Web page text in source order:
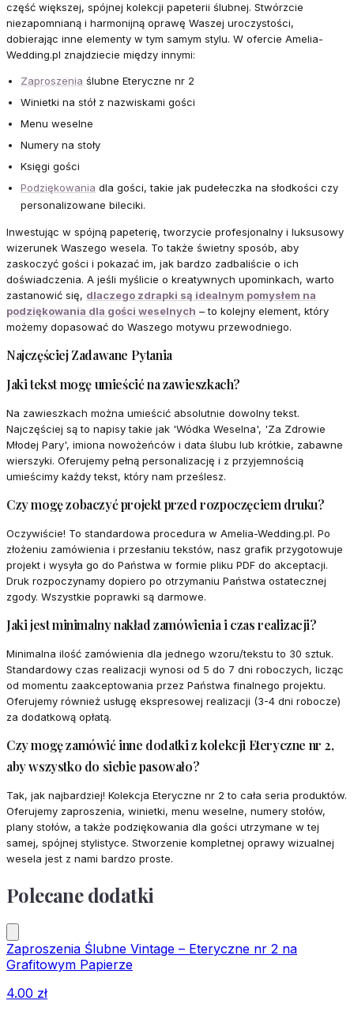
część większej, spójnej kolekcji papeterii ślubnej. Stwórzcie
niezapomnianą i harmonijną oprawę Waszej uroczystości,
dobierając inne elementy w tym samym stylu. W ofercie Amelia-
Wedding.pl znajdziecie między innymi:
Zaproszenia ślubne Eteryczne nr 2
Winietki na stół z nazwiskami gości
Menu weselne
Numery na stoły
Księgi gości
Podziękowania dla gości, takie jak pudełeczka na słodkości czy
personalizowane bileciki.
Inwestując w spójną papeterię, tworzycie profesjonalny i luksusowy
wizerunek Waszego wesela. To także świetny sposób, aby
zaskoczyć gości i pokazać im, jak bardzo zadbaliście o ich
doświadczenia. A jeśli myślicie o kreatywnych upominkach, warto
zastanowić się, dlaczego zdrapki są idealnym pomysłem na
podziękowania dla gości weselnych – to kolejny element, który
możemy dopasować do Waszego motywu przewodniego.
Najczęściej Zadawane Pytania
Jaki tekst mogę umieścić na zawieszkach?
Na zawieszkach można umieścić absolutnie dowolny tekst.
Najczęściej są to napisy takie jak 'Wódka Weselna', 'Za Zdrowie
Młodej Pary', imiona nowożeńców i data ślubu lub krótkie, zabawne
wierszyki. Oferujemy pełną personalizację i z przyjemnością
umieścimy każdy tekst, który nam prześlesz.
Czy mogę zobaczyć projekt przed rozpoczęciem druku?
Oczywiście! To standardowa procedura w Amelia-Wedding.pl. Po
złożeniu zamówienia i przesłaniu tekstów, nasz grafik przygotowuje
projekt i wysyła go do Państwa w formie pliku PDF do akceptacji.
Druk rozpoczynamy dopiero po otrzymaniu Państwa ostatecznej
zgody. Wszystkie poprawki są darmowe.
Jaki jest minimalny nakład zamówienia i czas realizacji?
Minimalna ilość zamówienia dla jednego wzoru/tekstu to 30 sztuk.
Standardowy czas realizacji wynosi od 5 do 7 dni roboczych, licząc
od momentu zaakceptowania przez Państwa finalnego projektu.
Oferujemy również usługę ekspresowej realizacji (3-4 dni robocze)
za dodatkową opłatą.
Czy mogę zamówić inne dodatki z kolekcji Eteryczne nr 2,
aby wszystko do siebie pasowało?
Tak, jak najbardziej! Kolekcja Eteryczne nr 2 to cała seria produktów.
Oferujemy zaproszenia, winietki, menu weselne, numery stołów,
plany stołów, a także podziękowania dla gości utrzymane w tej
samej, spójnej stylistyce. Stworzenie kompletnej oprawy wizualnej
wesela jest z nami bardzo proste.
Polecane dodatki
Zaproszenia Ślubne Vintage – Eteryczne nr 2 na
Grafitowym Papierze
4.00 zł